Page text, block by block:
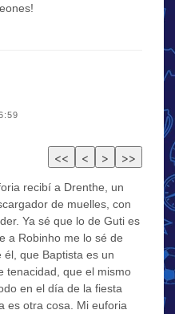
recibí a Drenthe, un
de muelles, con
Ya sé que lo de Guti es
a Robinho me lo sé de
que Baptista es un
tenacidad, que el mismo
en el día de la fiesta
es otra cosa. Mi euforia